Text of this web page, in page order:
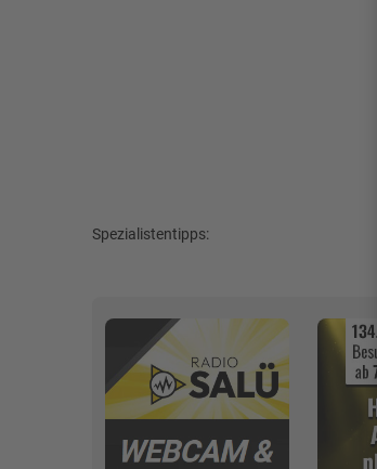
Spezialistentipps: